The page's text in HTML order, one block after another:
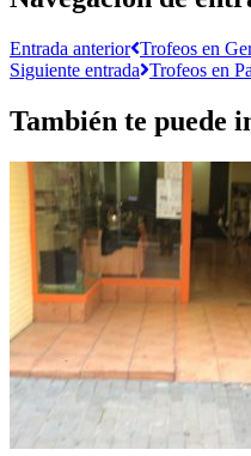
Entrada anterior Trofeos en
Siguiente entrada Trofeos en
También te puede